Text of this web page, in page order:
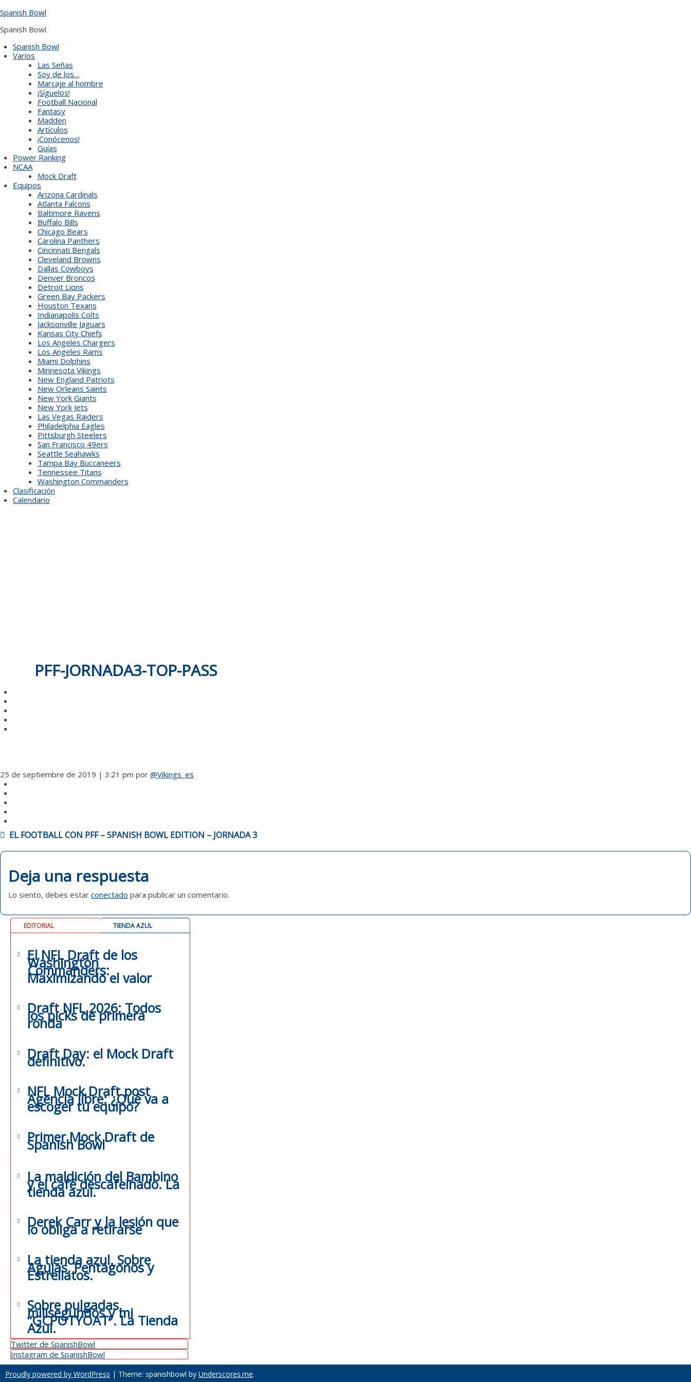
to
Spanish Bowl
Spanish Bowl
Spanish Bowl
Varios
Las Señas
Soy de los…
Marcaje al hombre
¡Síguelos!
Football Nacional
Fantasy
Madden
Artículos
¡Conócenos!
Guías
Power Ranking
NCAA
Mock Draft
Equipos
Arizona Cardinals
Atlanta Falcons
Baltimore Ravens
Buffalo Bills
Chicago Bears
Carolina Panthers
Cincinnati Bengals
Cleveland Browns
Dallas Cowboys
Denver Broncos
Detroit Lions
Green Bay Packers
Houston Texans
Indianapolis Colts
Jacksonville Jaguars
Kansas City Chiefs
Los Angeles Chargers
Los Angeles Rams
Miami Dolphins
Minnesota Vikings
New England Patriots
New Orleans Saints
New York Giants
New York Jets
Las Vegas Raiders
Philadelphia Eagles
Pittsburgh Steelers
San Francisco 49ers
Seattle Seahawks
Tampa Bay Buccaneers
Tennessee Titans
Washington Commanders
Clasificación
Calendario
PFF-JORNADA3-TOP-PASS
25 de septiembre de 2019 | 3:21 pm por @Vikings_es
NAVEGACIÓN
DE
ENTRADAS
EL FOOTBALL CON PFF – SPANISH BOWL EDITION – JORNADA 3
Deja una respuesta
Lo siento, debes estar conectado para publicar un comentario.
EDITORIAL TIENDA AZUL
El NFL Draft de los
Washington
Commanders:
Maximizando el valor
Draft NFL 2026: Todos
los picks de primera
ronda
Draft Day: el Mock Draft
definitivo.
NFL Mock Draft post
Agencia libre: ¿Qué va a
escoger tu equipo?
Primer Mock Draft de
Spanish Bowl
La maldición del Bambino
y el café descafeinado. La
tienda azul.
Derek Carr y la lesión que
lo obliga a retirarse
La tienda azul. Sobre
Agujas, Pentágonos y
Estrellatos.
Sobre pulgadas,
milisegundos y mi
“GCPOTYOAT”. La Tienda
Azul.
Twitter de SpanishBowl
Instagram de SpanishBowl
Proudly powered by WordPress | Theme: spanishbowl by Underscores.me.